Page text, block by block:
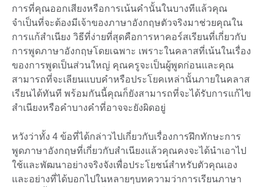
การที่คุณออกเสียงหรือการเน้นคำนั้นในบางทีแล้วคุณ
จำเป็นที่จะต้องมีเจ้าของภาษาอังกฤษตัวจริงมาช่วยคุณใน
การแก้สำเนียง วิธีที่ง่ายที่สุดคือการหาคอร์สเรียนที่เกี่ยวกับ
การพูดภาษาอังกฤษโดยเฉพาะ เพราะในคลาสที่เน้นในเรื่อง
ของการพูดเป็นส่วนใหญ่ คุณครูจะเป็นผู้พูดก่อนและคุณ
สามารถที่จะเลียนแบบคำหรือประโยคเหล่านั้นภายในคลาส
เรียนได้ทันที พร้อมกันนี้คุณก็ยังสามารถที่จะได้รับการแก้ไข
สำเนียงหรือคำบางคำที่อาจจะยังผิดอยู่
หวังว่าทั้ง 4 ข้อที่ได้กล่าวไปเกี่ยวกับเรื่องการฝึกทักษะการ
พูดภาษาอังกฤษที่เกี่ยวกับสำเนียงแล้วคุณคงจะได้นำเอาไป
ใช้และพัฒนาอย่างจริงจังเพื่อประโยชน์สำหรับตัวคุณเอง
และอย่างที่ได้บอกไปในหลายๆบทความว่าการเรียนภาษา